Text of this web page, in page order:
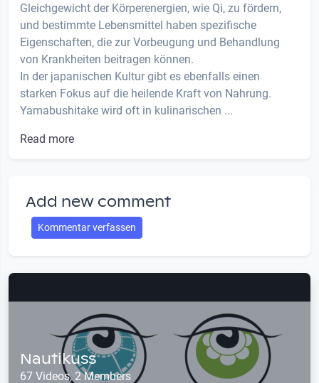
Gleichgewicht der Körperenergien, wie Qi, zu fördern,
und bestimmte Lebensmittel haben spezifische
Eigenschaften, die zur Vorbeugung und Behandlung
von Krankheiten beitragen können.
In der japanischen Kultur gibt es ebenfalls einen
starken Fokus auf die heilende Kraft von Nahrung.
Yamabushitake wird oft in kulinarischen ...
Read more
Add new comment
Kommentar verfassen
Nautikuss
67 Videos, 2 Members